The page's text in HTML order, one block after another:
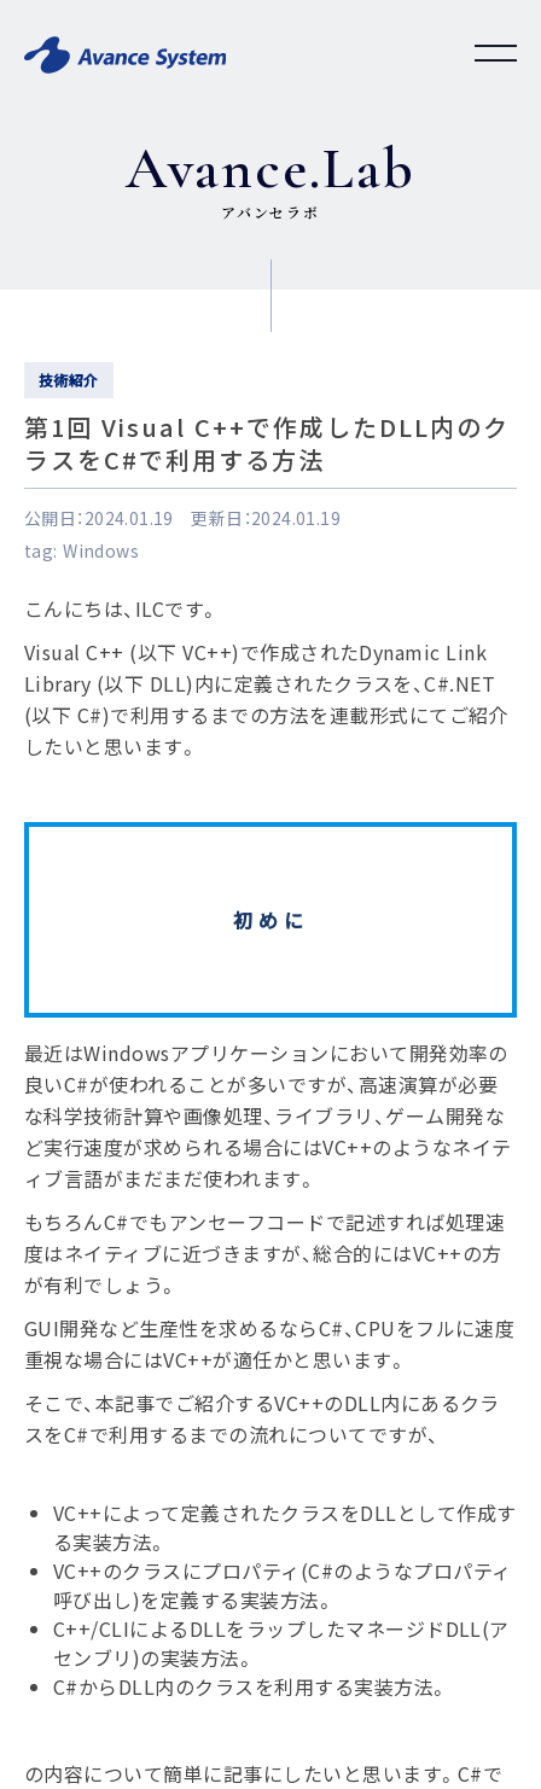
Avance.Lab
アバンセラボ
技術紹介
第1回 Visual C++で作成したDLL内のク
ラスをC#で利用する方法
公開日：2024.01.19 更新日：2024.01.19
tag: Windows
こんにちは、ILCです。
Visual C++ (以下 VC++)で作成されたDynamic Link
Library (以下 DLL)内に定義されたクラスを、C#.NET
(以下 C#)で利用するまでの方法を連載形式にてご紹介
したいと思います。
初めに
最近はWindowsアプリケーションにおいて開発効率の
良いC#が使われることが多いですが、高速演算が必要
な科学技術計算や画像処理、ライブラリ、ゲーム開発な
ど実行速度が求められる場合にはVC++のようなネイテ
ィブ言語がまだまだ使われます。
もちろんC#でもアンセーフコードで記述すれば処理速
度はネイティブに近づきますが、総合的にはVC++の方
が有利でしょう。
GUI開発など生産性を求めるならC#、CPUをフルに速度
重視な場合にはVC++が適任かと思います。
そこで、本記事でご紹介するVC++のDLL内にあるクラ
スをC#で利用するまでの流れについてですが、
VC++によって定義されたクラスをDLLとして作成す
る実装方法。
VC++のクラスにプロパティ(C#のようなプロパティ
呼び出し)を定義する実装方法。
C++/CLIによるDLLをラップしたマネージドDLL(ア
センブリ)の実装方法。
C#からDLL内のクラスを利用する実装方法。
の内容について簡単に記事にしたいと思います。C#で